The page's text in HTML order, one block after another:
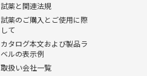
試薬と関連法規
試薬のご購入とご使用に際
して
カタログ本文および製品ラ
ベルの表示例
取扱い会社一覧